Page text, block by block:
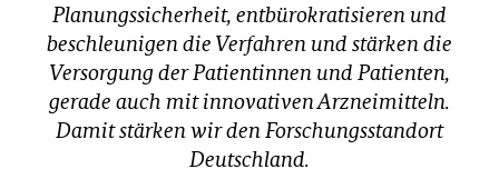
Planungssicherheit, entbürokratisieren und
beschleunigen die Verfahren und stärken die
Versorgung der Patientinnen und Patienten,
gerade auch mit innovativen Arzneimitteln.
Damit stärken wir den Forschungsstandort
Deutschland.